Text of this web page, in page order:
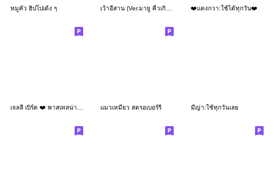
หมูคั่ว ฮิปโปเด้ง ๆ เว้าอีสาน (Ver.มายู คิ้วเกิร์ล) ❤️เเตงกวา:ใช้ได้ทุกวัน❤️
แมวเหมียว สตรอเบอร์รี่ มีญ่า:ใช้ทุกวันเลย